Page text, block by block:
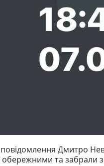
повідомлення Дмитро
та забрали з